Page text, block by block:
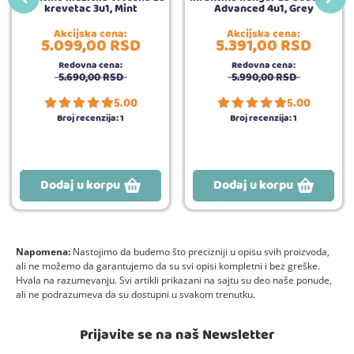
krevetac 3u1, Mint
Akcijska cena:
5.099,00RSD
Redovna cena:
5.690,00RSD
5.00
Broj recenzija:1
Dodaj u korpu
Advanced 4u1, Grey
Akcijska cena:
5.391,00RSD
Redovna cena:
5.990,00RSD
5.00
Broj recenzija:1
Dodaj u korpu
Napomena: Nastojimo da budemo što precizniji u opisu svih proizvoda,
ali ne možemo da garantujemo da su svi opisi kompletni i bez greške.
Hvala na razumevanju. Svi artikli prikazani na sajtu su deo naše ponude,
ali ne podrazumeva da su dostupni u svakom trenutku.
Prijavite se na naš Newsletter